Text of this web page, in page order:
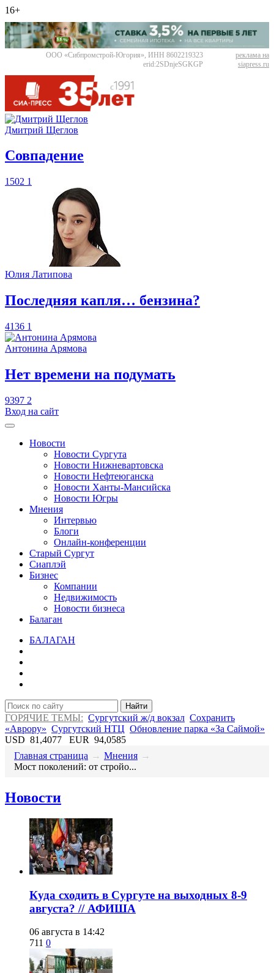
16+
ООО «Сибпромстрой-Югория», ИНН 8602219323
erid:2SDnjeSGKGP
реклама на
siapress.ru
Дмитрий Щеглов
​Совпадение
1502 1
Юлия Латипова
​Последняя капля… бензина?
4136 1
Антонина Арямова
​Нет времени на подумать
9397 2
Вход на сайт
Новости
Новости Сургута
Новости Нижневартовска
Новости Нефтеюганска
Новости Ханты-Мансийска
Новости Югры
Мнения
Интервью
Блоги
Онлайн-конференции
Старый Сургут
Сиаплэй
Бизнес
Компании
Недвижимость
Новости бизнеса
Балаган
БАЛАГАН
Найти
ГОРЯЧИЕ ТЕМЫ: Сургутский ж/д вокзал Сохранить
«Аврору» Сургутский НТЦ Обновление парка «За Саймой»
USD 81,4077 EUR 94,0585
Главная страница → Мнения →
​Мост поколений: от стройо...
Новости
​Куда сходить в Сургуте на выходных 8-9
августа? // АФИША
06 августа в 14:42
711 0